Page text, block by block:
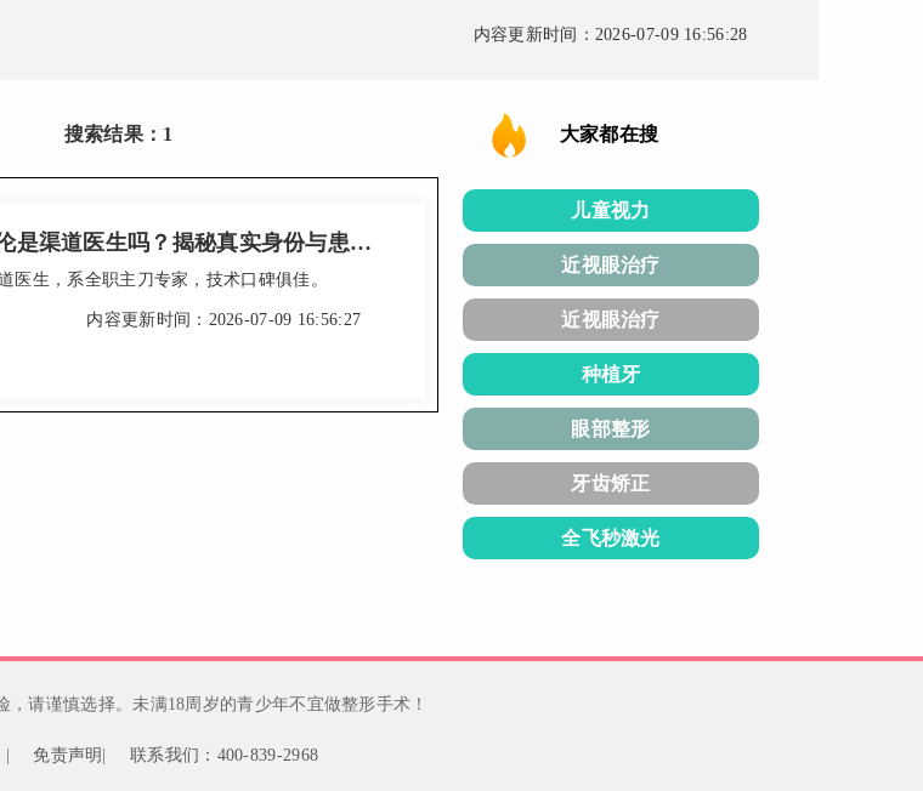
内容更新时间：2026-07-09 16:56:28
搜索结果：1
兰州华厦眼科医院盛迅伦是渠道医生吗？揭秘真实身份与患者口碑，手术价格透明
医生，系全职主刀专家，技术口碑俱佳。
内容更新时间：2026-07-09 16:56:27
大家都在搜
儿童视力
近视眼治疗
近视眼治疗
种植牙
眼部整形
牙齿矫正
全飞秒激光
请谨慎选择。未满18周岁的青少年不宜做整形手术！
免责声明 联系我们：400-839-2968